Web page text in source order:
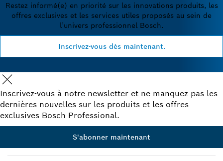
Restez informé(e) en priorité sur les innovations produits, les
offres exclusives et les services utiles proposés au sein de
l’univers professionnel Bosch.
Inscrivez-vous dès maintenant.
Inscrivez-vous à notre newsletter et ne manquez pas les
dernières nouvelles sur les produits et les offres
exclusives Bosch Professional.
S'abonner maintenant